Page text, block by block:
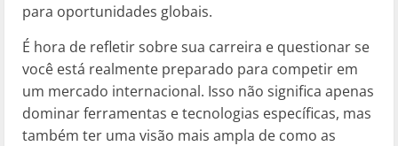
para oportunidades globais.
É hora de refletir sobre sua carreira e questionar se
você está realmente preparado para competir em
um mercado internacional. Isso não significa apenas
dominar ferramentas e tecnologias específicas, mas
também ter uma visão mais ampla de como as